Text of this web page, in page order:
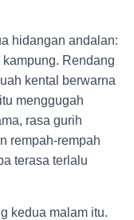
hidangan andalan:
Rendang
kental berwarna
menggugah
rasa gurih
rempah-rempah
terasa terlalu
kedua malam itu.